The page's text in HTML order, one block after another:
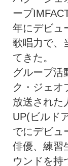
ープ
年にデビュ
歌唱力で、
てきた。
グループ活
ク・ジェオ
放送された
UP(ビルド
でにデビュ
俳優、練習
ウンドを持